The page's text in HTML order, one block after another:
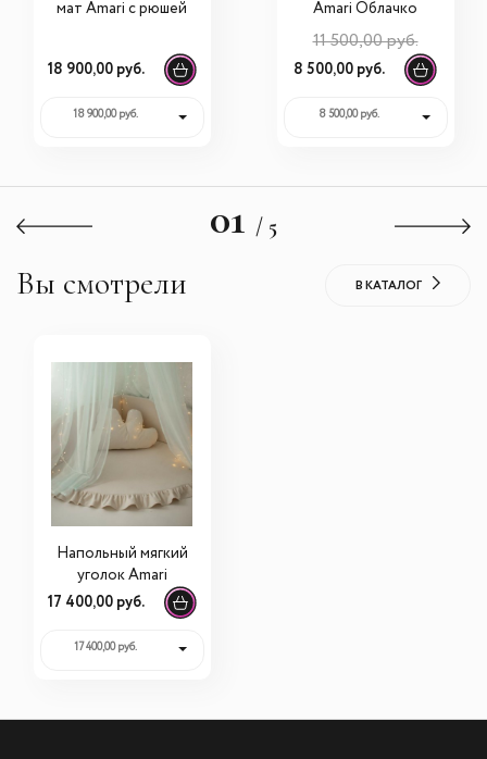
мат Amari с рюшей
18 900,00 руб.
18 900,00 руб.
Amari Облачко
11 500,00 руб.
8 500,00 руб.
8 500,00 руб.
01 / 5
Вы смотрели В КАТАЛОГ
Напольный мягкий
уголок Amari
17 400,00 руб.
17 400,00 руб.